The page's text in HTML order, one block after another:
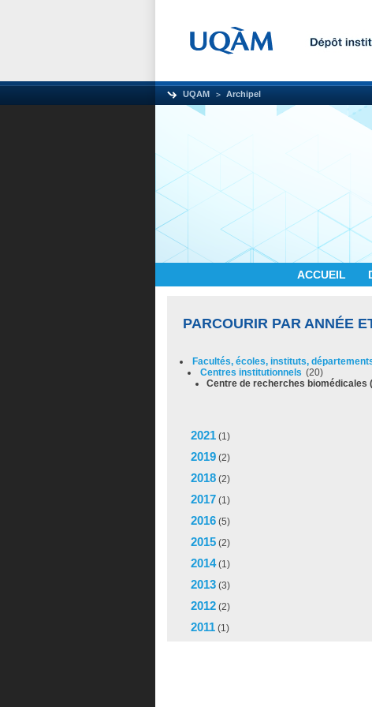
UQAM Archipel
ACCUEIL
PARCOURIR PAR ANNÉE
Facultés, écoles, instituts,
Centres institutionnels (20)
Centre de recherches biomédicales
2021 (1)
2019 (2)
2018 (2)
2017 (1)
2016 (5)
2015 (2)
2014(1)
2013 (3)
2012 (2)
2011 (1)